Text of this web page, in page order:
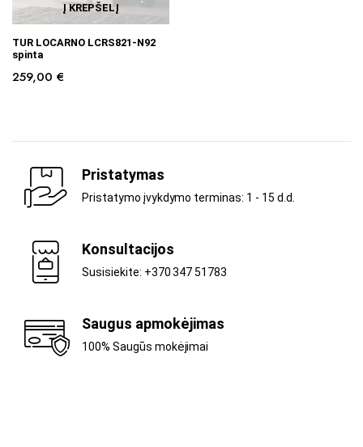
Į KREPŠELĮ
TUR LOCARNO LCRS821-N92
spinta
259,00 €
Pristatymas
Pristatymo įvykdymo terminas: 1 - 15 d.d.
Konsultacijos
Susisiekite: +370 347 51783
Saugus apmokėjimas
100% Saugūs mokėjimai